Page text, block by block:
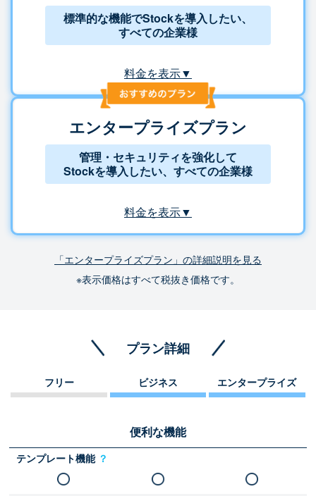
標準的な機能でStockを導入したい、
すべての企業様
料金を表示▼
エンタープライズプラン
管理・セキュリティを強化して
Stockを導入したい、すべての企業様
料金を表示▼
「エンタープライズプラン」の詳細説明を見る
※表示価格はすべて税抜き価格です。
プラン詳細
フリー ビジネス エンタープライズ
便利な機能
テンプレート機能 ？